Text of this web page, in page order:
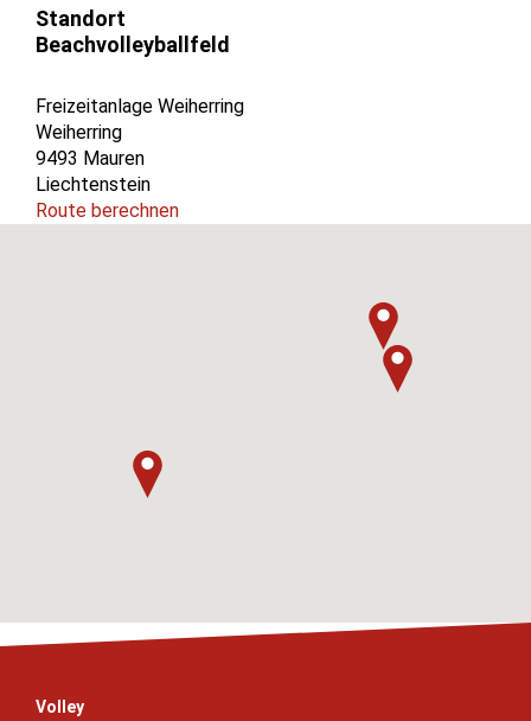
Standort
Beachvolleyballfeld
Freizeitanlage Weiherring
Weiherring
9493 Mauren
Liechtenstein
Route berechnen
Volley